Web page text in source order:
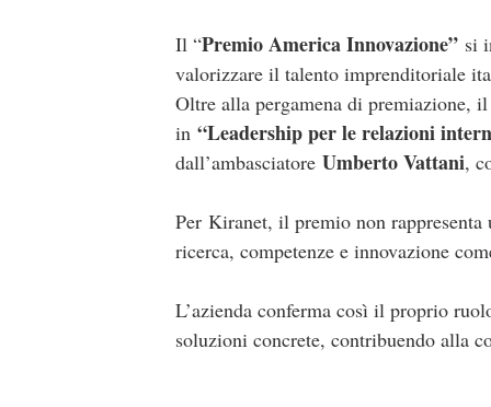
Il “Premio America Innovazione” si
valorizzare il talento imprenditoriale
Oltre alla pergamena di premiazione,
in “Leadership per le relazioni
dall’ambasciatore Umberto Vattani,
Per Kiranet, il premio non
ricerca, competenze e innovazione
L’azienda conferma così il proprio
soluzioni concrete, contribuendo alla